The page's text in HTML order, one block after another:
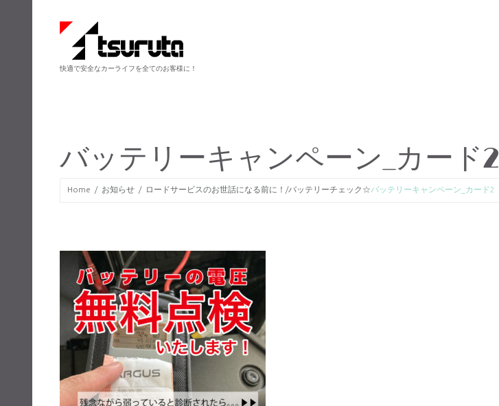
快適で安全なカーライフを全てのお客様に！
バッテリーキャンペーン_カード2
Home お知らせ ロードサービスのお世話になる前に！/バッテリーチェック☆バッテリーキャンペーン_カード2